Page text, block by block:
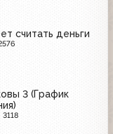
считать деньги
3 (График
3118